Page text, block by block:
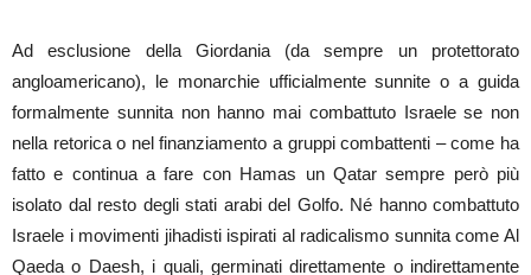
Ad esclusione della Giordania (da sempre un protettorato
angloamericano), le monarchie ufficialmente sunnite o a guida
formalmente sunnita non hanno mai combattuto Israele se non
nella retorica o nel finanziamento a gruppi combattenti – come ha
fatto e continua a fare con Hamas un Qatar sempre però più
isolato dal resto degli stati arabi del Golfo. Né hanno combattuto
Israele i movimenti jihadisti ispirati al radicalismo sunnita come Al
Qaeda o Daesh, i quali, germinati direttamente o indirettamente